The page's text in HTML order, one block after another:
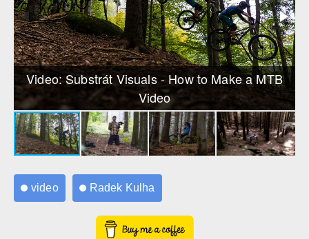
Video: Substrát Visuals - How to Make a MTB
Video
video Radek Kulha
Buy Me a Coffee